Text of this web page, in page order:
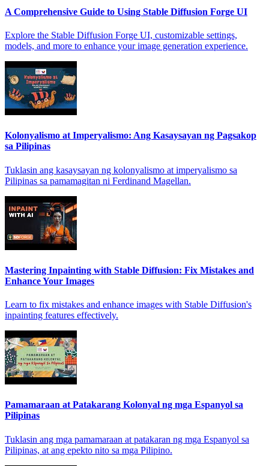
A Comprehensive Guide to Using Stable Diffusion Forge UI
Explore the Stable Diffusion Forge UI, customizable settings,
models, and more to enhance your image generation experience.
Kolonyalismo at Imperyalismo: Ang Kasaysayan ng Pagsakop
sa Pilipinas
Tuklasin ang kasaysayan ng kolonyalismo at imperyalismo sa
Pilipinas sa pamamagitan ni Ferdinand Magellan.
Mastering Inpainting with Stable Diffusion: Fix Mistakes and
Enhance Your Images
Learn to fix mistakes and enhance images with Stable Diffusion's
inpainting features effectively.
Pamamaraan at Patakarang Kolonyal ng mga Espanyol sa
Pilipinas
Tuklasin ang mga pamamaraan at patakaran ng mga Espanyol sa
Pilipinas, at ang epekto nito sa mga Pilipino.